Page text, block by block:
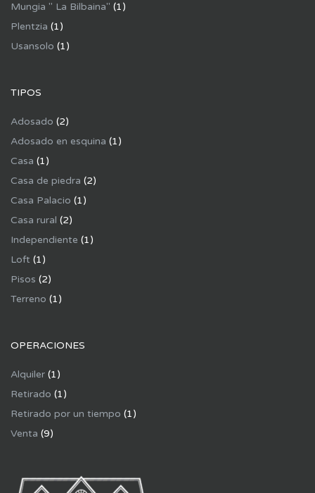
Mungia " La Bilbaina" (1)
Plentzia (1)
Usansolo (1)
TIPOS
Adosado (2)
Adosado en esquina (1)
Casa (1)
Casa de piedra (2)
Casa Palacio (1)
Casa rural (2)
Independiente (1)
Loft (1)
Pisos (2)
Terreno (1)
OPERACIONES
Alquiler (1)
Retirado (1)
Retirado por un tiempo (1)
Venta (9)